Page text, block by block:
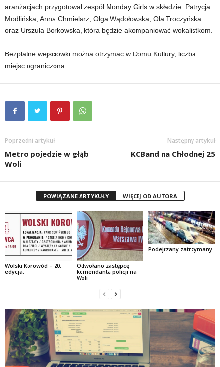
aranżacjach przygotował zespół Monday Girls w składzie: Patrycja
Modlińska, Anna Chmielarz, Olga Wądołowska, Ola Troczyńska
oraz Urszula Borkowska, która będzie akompaniować wokalistkom.
Bezpłatne wejściówki można otrzymać w Domu Kultury, liczba
miejsc ograniczona.
Poprzedni artykuł
Metro pojedzie w głąb
Woli
Następny artykuł
KCBand na Chłodnej 25
POWIĄZANE ARTYKUŁY WIĘCEJ OD AUTORA
Wolski Korowód – 20.
edycja.
Odwołano zastępcę
komendanta policji na
Woli
Podejrzany zatrzymany